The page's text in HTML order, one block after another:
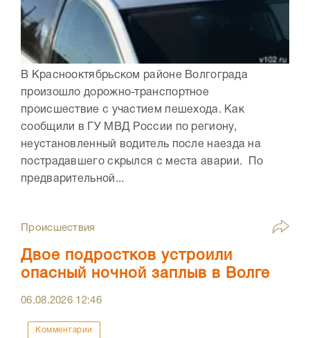
В Краснооктябрьском районе Волгограда
произошло дорожно-транспортное
происшествие с участием пешехода. Как
сообщили в ГУ МВД России по региону,
неустановленный водитель после наезда на
пострадавшего скрылся с места аварии. По
предварительной...
Происшествия
Двое подростков устроили
опасный ночной заплыв в Волге
06.08.2026 12:46
Комментарии